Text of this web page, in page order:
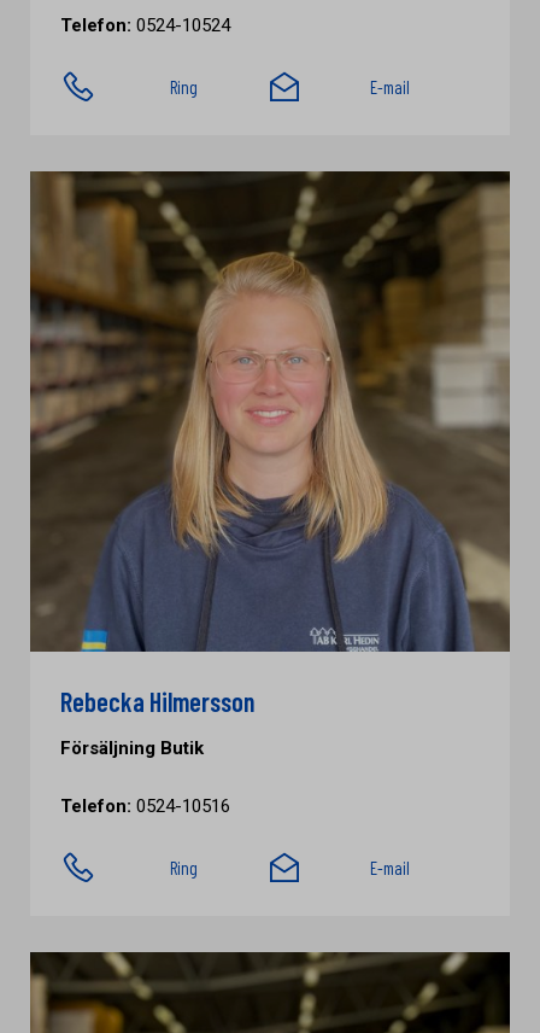
Telefon: 0524-10524
Ring E-mail
Rebecka Hilmersson
Försäljning Butik
Telefon: 0524-10516
Ring E-mail